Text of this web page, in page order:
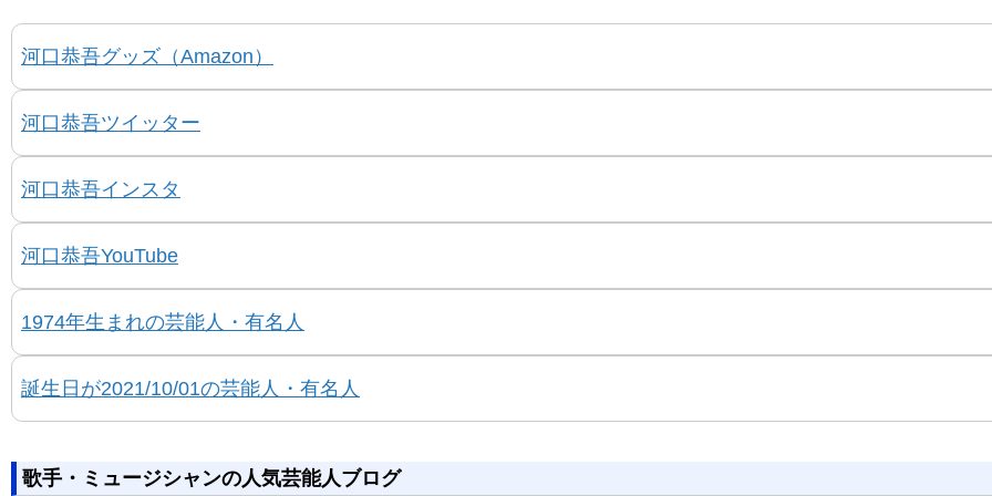
河口恭吾グッズ（Amazon）
河口恭吾ツイッター
河口恭吾インスタ
河口恭吾YouTube
1974年生まれの芸能人・有名人
誕生日が2021/10/01の芸能人・有名人
歌手・ミュージシャンの人気芸能人ブログ